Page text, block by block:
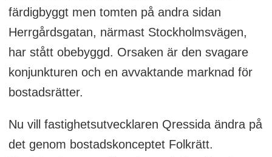
färdigbyggt men tomten på andra sidan
Herrgårdsgatan, närmast Stockholmsvägen,
har stått obebyggd. Orsaken är den svagare
konjunkturen och en avvaktande marknad för
bostadsrätter.
Nu vill fastighetsutvecklaren Qressida ändra på
det genom bostadskonceptet Folkrätt.